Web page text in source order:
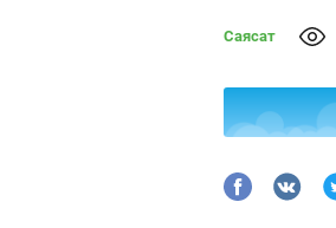
Саясат